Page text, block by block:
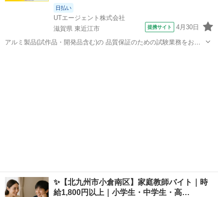
日払い
UTエージェント株式会社
滋賀県 東近江市
提携サイト 4月30日
アルミ製品(試作品・開発品含む)の 品質保証のための試験業務をお任
✨【北九州市小倉南区】家庭教師バイト｜時
給1,800円以上｜小学生・中学生・高…